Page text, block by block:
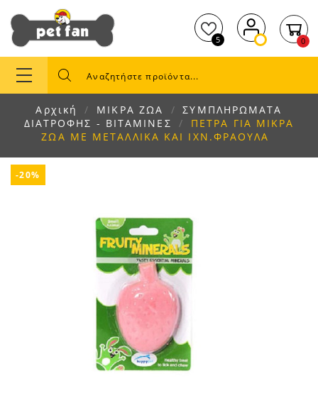
5 0
Αρχική ΜΙΚΡΑ ΖΩΑ
ΣΥΜΠΛΗΡΩΜΑΤΑ
ΔΙΑΤΡΟΦΗΣ - ΒΙΤΑΜΙΝΕΣ
ΠΕΤΡΑ ΓΙΑ ΜΙΚΡΑ
ΖΩΑ ΜΕ ΜΕΤΑΛΛΙΚΑ ΚΑΙ ΙΧΝ.ΦΡΑΟΥΛΑ
-20%